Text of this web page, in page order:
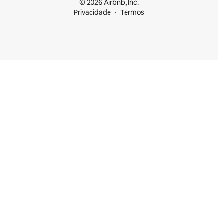
© 2026 Airbnb, Inc.
Privacidade
Termos